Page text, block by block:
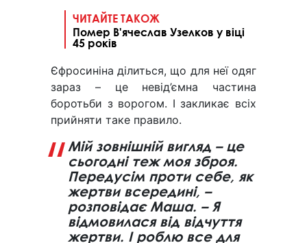
ЧИТАЙТЕ ТАКОЖ
Помер В'ячеслав Узелков у віці
45 років
Єфросиніна ділиться, що для неї одяг
зараз – це невід’ємна частина
боротьби з ворогом. І закликає всіх
прийняти таке правило.
Мій зовнішній вигляд – це
сьогодні теж моя зброя.
Передусім проти себе, як
жертви всередині, –
розповідає Маша. – Я
відмовилася від відчуття
жертви. І роблю все для